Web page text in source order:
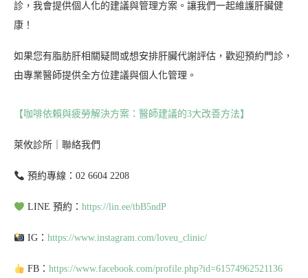
診，我會提供個人化的建議與管理方案。讓我們一起維護肝臟健
康！
如果您有脂肪肝相關疑問或想安排肝臟代謝評估，歡迎預約門診，
由專業醫師提供全方位建議與個人化管理。
【咖啡依賴與疲勞解決方案：醫師建議的3大改善方法】
萊攸診所｜聯絡我們
預約專線：02 6604 2208
LINE 預約： https://lin.ee/tbB5ndP
IG： https://www.instagram.com/loveu_clinic/
FB： https://www.facebook.com/profile.php?id=61574962521136